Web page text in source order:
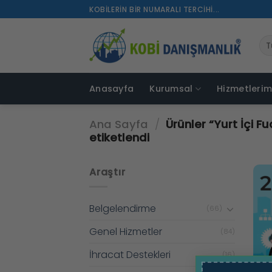
atla
KOBILERIN BIR NUMARALI TERCIHI...
Anasayfa Kurumsal
Ana Sayfa / Ürünler “Yurt İçi
etiketlendi
Araştır
Belgelendirme
Genel Hizmetler (84)
İhracat Destekleri (16)